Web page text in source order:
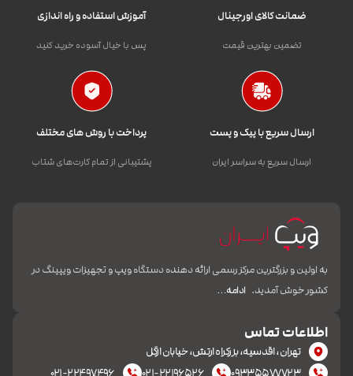
ضمانت کالای اورجینال
تضمین بهترین قیمت
آموزش استفاده و راه اندازی
پس با خیال آسوده خرید کنید
ارسال سریع با پیک و پست
ارسال سریع به سراسر ایران
پرداخت با روش های مختلف
پشتیبانی از تمام کارت‌های شتاب
به اولین و بزرگترین مرکز رسمی ارائه دهنده دستگاه ویپ و تجهیزات ویپینگ در
کشور خوش آمدید. ادامه…
اطلاعات تماس
تهران، اقدسیه، بزرکراه ارتش، خیابان ازگل
۰۹۳۳۵۵۷۷۷۲۳
۰۲۱-۲۲۱۹۶۵۲۶ ۰۲۱-۲۲۴۹۷۴۹۶